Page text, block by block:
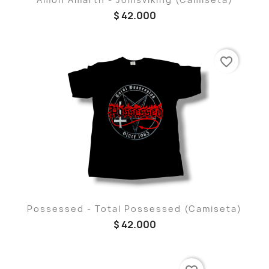
$ 42.000
Possessed - Total Possessed (Camiseta)
$ 42.000
favorite_border